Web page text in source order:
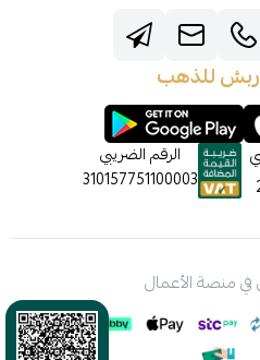
للذهب
الرقم الضريبي
310157751100003
منصة الأعمال